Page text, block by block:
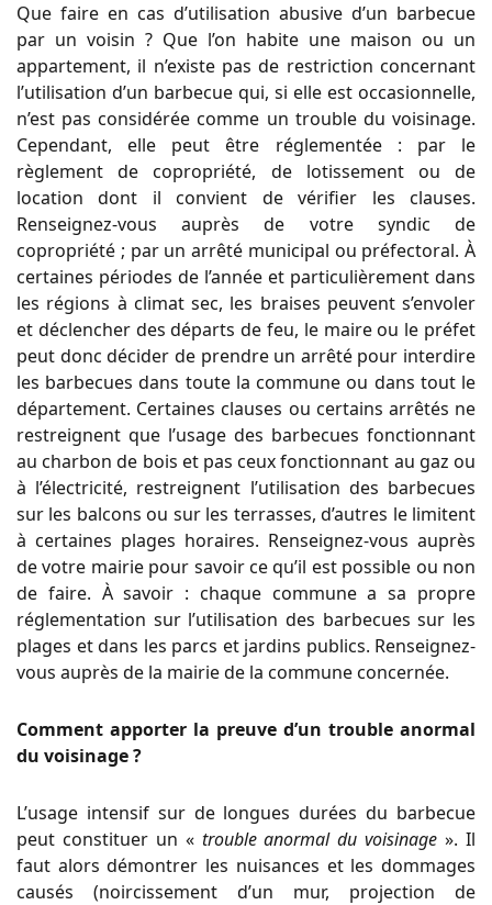
Que faire en cas d’utilisation abusive d’un barbecue
par un voisin ? Que l’on habite une maison ou un
appartement, il n’existe pas de restriction concernant
l’utilisation d’un barbecue qui, si elle est occasionnelle,
n’est pas considérée comme un trouble du voisinage.
Cependant, elle peut être réglementée : par le
règlement de copropriété, de lotissement ou de
location dont il convient de vérifier les clauses.
Renseignez-vous auprès de votre syndic de
copropriété ; par un arrêté municipal ou préfectoral. À
certaines périodes de l’année et particulièrement dans
les régions à climat sec, les braises peuvent s’envoler
et déclencher des départs de feu, le maire ou le préfet
peut donc décider de prendre un arrêté pour interdire
les barbecues dans toute la commune ou dans tout le
département. Certaines clauses ou certains arrêtés ne
restreignent que l’usage des barbecues fonctionnant
au charbon de bois et pas ceux fonctionnant au gaz ou
à l’électricité, restreignent l’utilisation des barbecues
sur les balcons ou sur les terrasses, d’autres le limitent
à certaines plages horaires. Renseignez-vous auprès
de votre mairie pour savoir ce qu’il est possible ou non
de faire. À savoir : chaque commune a sa propre
réglementation sur l’utilisation des barbecues sur les
plages et dans les parcs et jardins publics. Renseignez-
vous auprès de la mairie de la commune concernée.
Comment apporter la preuve d’un trouble anormal
du voisinage ?
L’usage intensif sur de longues durées du barbecue
peut constituer un « trouble anormal du voisinage ». Il
faut alors démontrer les nuisances et les dommages
causés (noircissement d’un mur, projection de